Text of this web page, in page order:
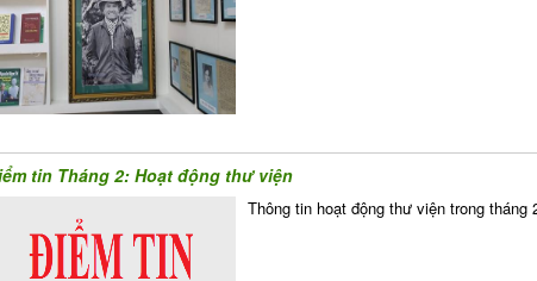
tin Tháng 2: Hoạt động thư viện
Thông tin hoạt động thư viện trong tháng